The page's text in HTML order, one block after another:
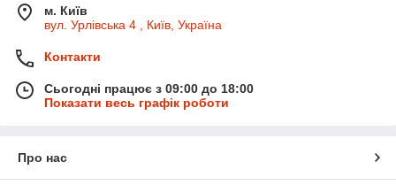
м. Київ
вул. Урлівська 4 , Київ, Україна
Контакти
Сьогодні працює з 09:00 до 18:00
Показати весь графік роботи
Про нас